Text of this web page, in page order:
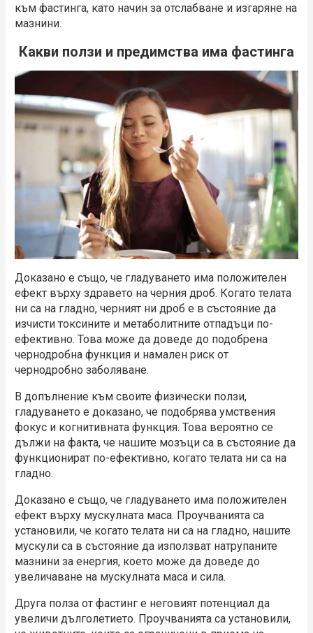
към фастинга, като начин за отслабване и изгаряне на
мазнини.
Какви ползи и предимства има фастинга
Доказано е също, че гладуването има положителен
ефект върху здравето на черния дроб. Когато телата
ни са на гладно, черният ни дроб е в състояние да
изчисти токсините и метаболитните отпадъци по-
ефективно. Това може да доведе до подобрена
чернодробна функция и намален риск от
чернодробно заболяване.
В допълнение към своите физически ползи,
гладуването е доказано, че подобрява умствения
фокус и когнитивната функция. Това вероятно се
дължи на факта, че нашите мозъци са в състояние да
функционират по-ефективно, когато телата ни са на
гладно.
Доказано е също, че гладуването има положителен
ефект върху мускулната маса. Проучванията са
установили, че когато телата ни са на гладно, нашите
мускули са в състояние да използват натрупаните
мазнини за енергия, което може да доведе до
увеличаване на мускулната маса и сила.
Друга полза от фастинг е неговият потенциал да
увеличи дълголетието. Проучванията са установили,